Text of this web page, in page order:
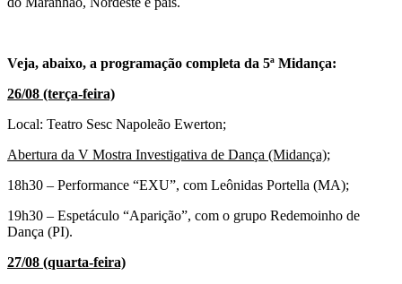
Veja, abaixo, a programação completa da 5ª Midança:
26/08 (terça-feira)
Local: Teatro Sesc Napoleão Ewerton;
Abertura da V Mostra Investigativa de Dança (Midança);
18h30 – Performance “EXU”, com Leônidas Portella (MA);
19h30 – Espetáculo “Aparição”, com o grupo Redemoinho de
Dança (PI).
27/08 (quarta-feira)